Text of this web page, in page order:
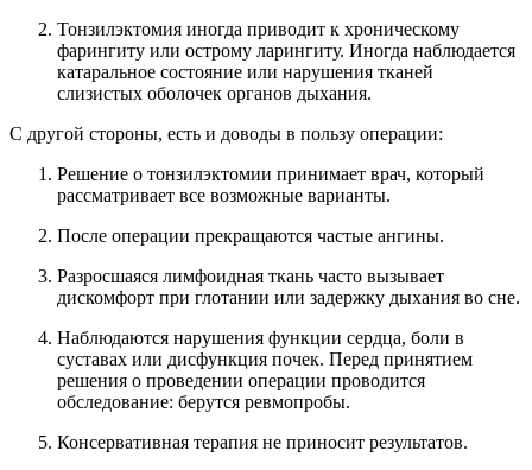
Тонзилэктомия иногда приводит к хроническому
фарингиту или острому ларингиту. Иногда наблюдается
катаральное состояние или нарушения тканей
слизистых оболочек органов дыхания.
С другой стороны, есть и доводы в пользу операции:
Решение о тонзилэктомии принимает врач, который
рассматривает все возможные варианты.
После операции прекращаются частые ангины.
Разросшаяся лимфоидная ткань часто вызывает
дискомфорт при глотании или задержку дыхания во сне.
Наблюдаются нарушения функции сердца, боли в
суставах или дисфункция почек. Перед принятием
решения о проведении операции проводится
обследование: берутся ревмопробы.
Консервативная терапия не приносит результатов.